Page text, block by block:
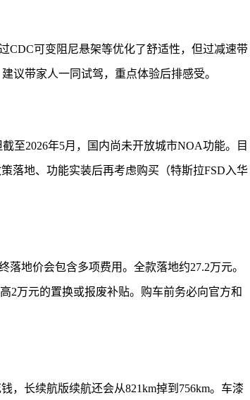
CDC可变阻尼悬架等优化了舒适性，但过减速带
议带家人一同试驾，重点体验后排感受。
至2026年5月，国内尚未开放城市NOA功能。目
落地、功能实装后再考虑购买（特斯拉FSD入华
落地价会包含多项费用。全款落地约27.2万元。
2万元的置换或报废补贴。购车前务必向官方和
，长续航版续航还会从821km掉到756km。 车漆